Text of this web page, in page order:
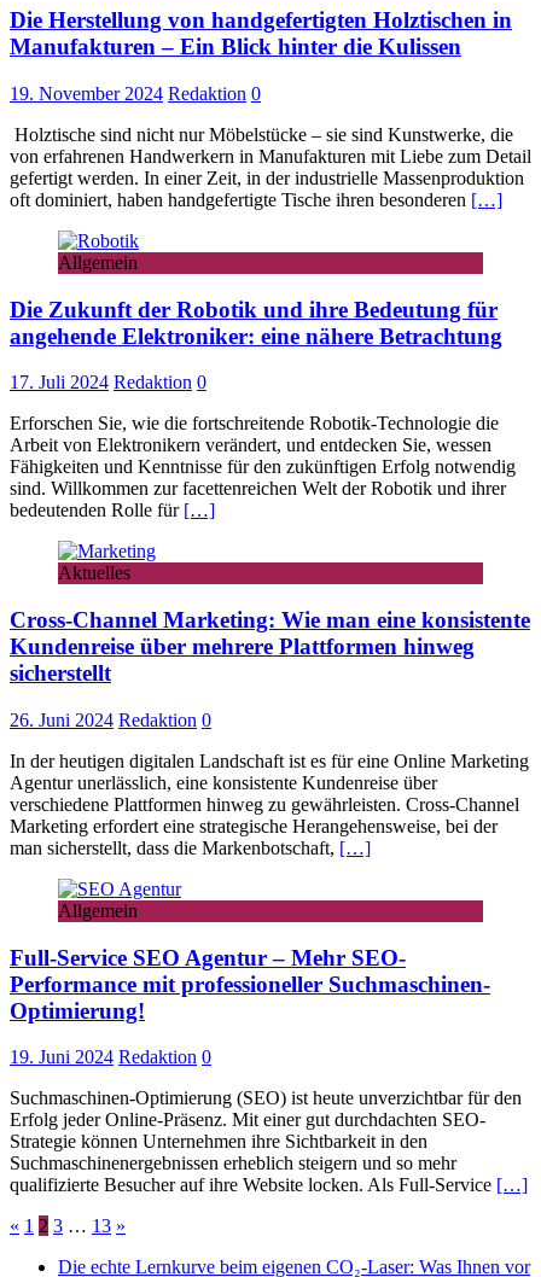
Die Herstellung von handgefertigten Holztischen in
Manufakturen – Ein Blick hinter die Kulissen
19. November 2024 Redaktion 0
Holztische sind nicht nur Möbelstücke – sie sind Kunstwerke, die
von erfahrenen Handwerkern in Manufakturen mit Liebe zum Detail
gefertigt werden. In einer Zeit, in der industrielle Massenproduktion
oft dominiert, haben handgefertigte Tische ihren besonderen […]
Allgemein
Die Zukunft der Robotik und ihre Bedeutung für
angehende Elektroniker: eine nähere Betrachtung
17. Juli 2024 Redaktion 0
Erforschen Sie, wie die fortschreitende Robotik-Technologie die
Arbeit von Elektronikern verändert, und entdecken Sie, wessen
Fähigkeiten und Kenntnisse für den zukünftigen Erfolg notwendig
sind. Willkommen zur facettenreichen Welt der Robotik und ihrer
bedeutenden Rolle für […]
Aktuelles
Cross-Channel Marketing: Wie man eine konsistente
Kundenreise über mehrere Plattformen hinweg
sicherstellt
26. Juni 2024 Redaktion 0
In der heutigen digitalen Landschaft ist es für eine Online Marketing
Agentur unerlässlich, eine konsistente Kundenreise über
verschiedene Plattformen hinweg zu gewährleisten. Cross-Channel
Marketing erfordert eine strategische Herangehensweise, bei der
man sicherstellt, dass die Markenbotschaft, […]
Allgemein
Full-Service SEO Agentur – Mehr SEO-
Performance mit professioneller Suchmaschinen-
Optimierung!
19. Juni 2024 Redaktion 0
Suchmaschinen-Optimierung (SEO) ist heute unverzichtbar für den
Erfolg jeder Online-Präsenz. Mit einer gut durchdachten SEO-
Strategie können Unternehmen ihre Sichtbarkeit in den
Suchmaschinenergebnissen erheblich steigern und so mehr
qualifizierte Besucher auf ihre Website locken. Als Full-Service […]
Seitennummerierung
der
« 1 2 3 … 13 »
Die echte Lernkurve beim eigenen CO₂-Laser: Was Ihnen vor